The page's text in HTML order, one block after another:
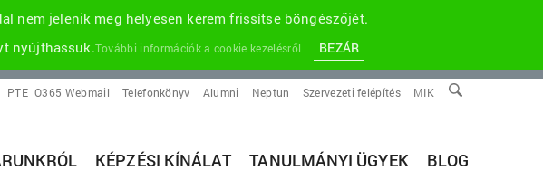
nem jelenik meg helyesen kérem frissítse böngészőjét.
nyújthassuk.További információk a cookie kezelésről BEZÁR
MIK
Szervezeti felépítés
Neptun
Alumni
Telefonkönyv
O365 Webmail
PTE
KÉPZÉSI KÍNÁLAT TANULMÁNYI ÜGYEK BLOG